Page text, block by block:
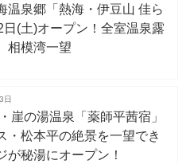
温泉郷「熱海・伊豆山 佳ら
日(土)オープン！全室温泉露
相模湾一望
日
崖の湯温泉「薬師平茜宿」
・松本平の絶景を一望でき
が秘湯にオープン！